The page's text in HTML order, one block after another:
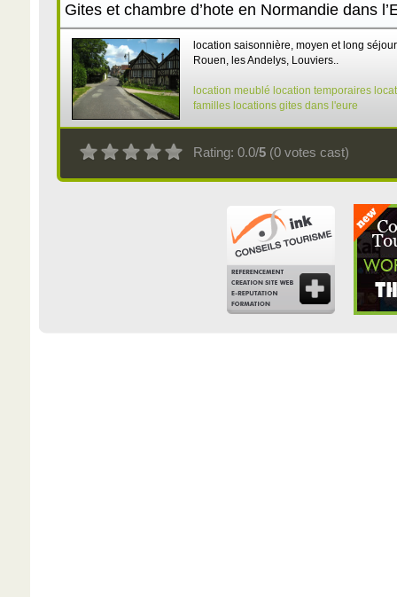
Gites et chambre d’hote en Normandie dans
location saisonnière, moyen et long
Rouen, les Andelys, Louviers..
location meublé location temporaires
familles locations gites dans l'eure
Rating: 0.0/5 (0 votes cast)